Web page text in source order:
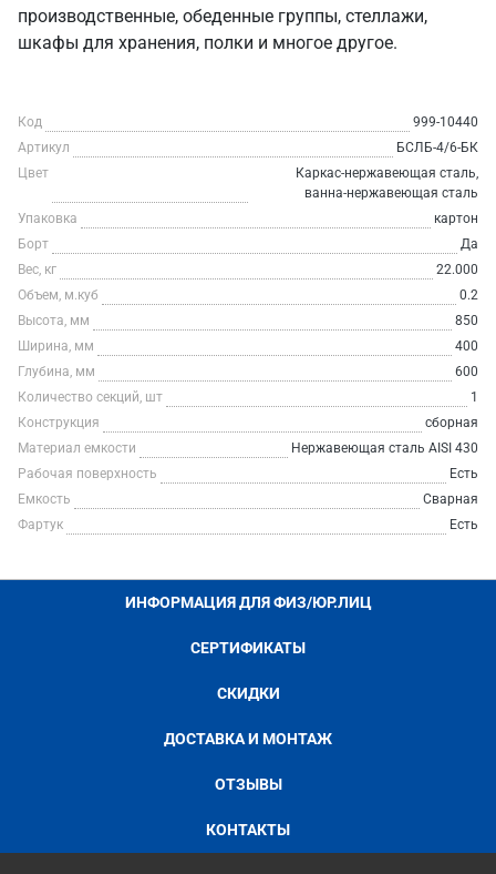
производственные, обеденные группы, стеллажи,
шкафы для хранения, полки и многое другое.
Код
999-10440
Артикул
БСЛБ-4/6-БК
Цвет
Каркас-нержавеющая сталь,
ванна-нержавеющая сталь
Упаковка
картон
Борт
Да
Вес, кг
22.000
Объем, м.куб
0.2
Высота, мм
850
Ширина, мм
400
Глубина, мм
600
Количество секций, шт
1
Конструкция
сборная
Материал емкости
Нержавеющая сталь AISI 430
Рабочая поверхность
Есть
Емкость
Сварная
Фартук
Есть
ИНФОРМАЦИЯ ДЛЯ ФИЗ/ЮР.ЛИЦ
СЕРТИФИКАТЫ
СКИДКИ
ДОСТАВКА И МОНТАЖ
ОТЗЫВЫ
КОНТАКТЫ